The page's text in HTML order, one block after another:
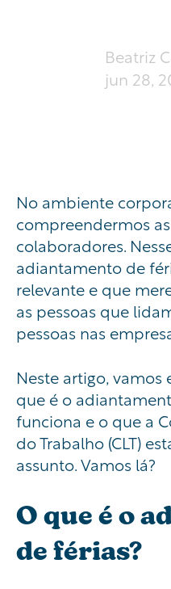
Beatriz
jun 28,
No ambiente
compreendermos
colaboradores.
adiantamento de
relevante e que
as pessoas que
pessoas nas
Neste artigo,
que é o
funciona e o que a
do Trabalho (CLT)
assunto. Vamos lá?
O que é o
de férias?